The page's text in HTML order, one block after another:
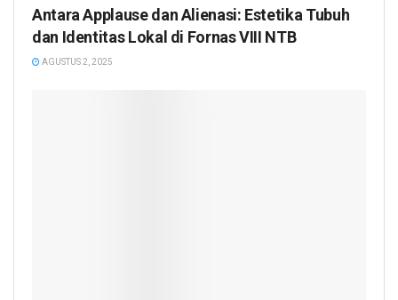
Antara Applause dan Alienasi: Estetika Tubuh
dan Identitas Lokal di Fornas VIII NTB
AGUSTUS 2, 2025